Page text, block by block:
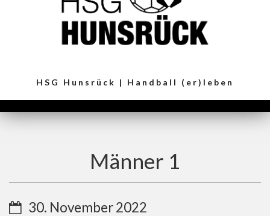
HSG Hunsrück | Handball (er)leben
Männer 1
30. November 2022